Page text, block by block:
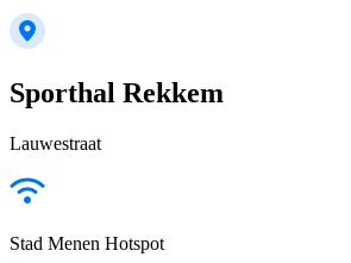
Sporthal Rekkem
Lauwestraat
Stad Menen Hotspot